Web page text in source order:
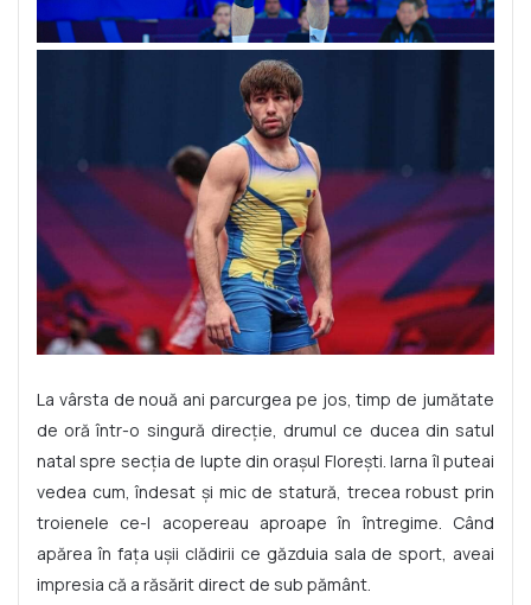
La vârsta de nouă ani parcurgea pe jos, timp de jumătate
de oră într-o singură direcție, drumul ce ducea din satul
natal spre secția de lupte din orașul Florești. Iarna îl puteai
vedea cum, îndesat și mic de statură, trecea robust prin
troienele ce-l acopereau aproape în întregime. Când
apărea în fața ușii clădirii ce găzduia sala de sport, aveai
impresia că a răsărit direct de sub pământ.